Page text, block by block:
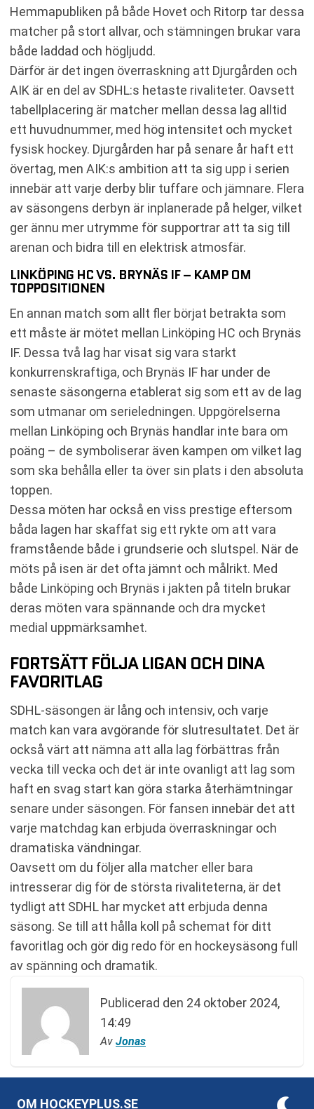
Hemmapubliken på både Hovet och Ritorp tar dessa
matcher på stort allvar, och stämningen brukar vara
både laddad och högljudd.
Därför är det ingen överraskning att Djurgården och
AIK är en del av SDHL:s hetaste rivaliteter. Oavsett
tabellplacering är matcher mellan dessa lag alltid
ett huvudnummer, med hög intensitet och mycket
fysisk hockey. Djurgården har på senare år haft ett
övertag, men AIK:s ambition att ta sig upp i serien
innebär att varje derby blir tuffare och jämnare. Flera
av säsongens derbyn är inplanerade på helger, vilket
ger ännu mer utrymme för supportrar att ta sig till
arenan och bidra till en elektrisk atmosfär.
LINKÖPING HC VS. BRYNÄS IF – KAMP OM
TOPPOSITIONEN
En annan match som allt fler börjat betrakta som
ett måste är mötet mellan Linköping HC och Brynäs
IF. Dessa två lag har visat sig vara starkt
konkurrenskraftiga, och Brynäs IF har under de
senaste säsongerna etablerat sig som ett av de lag
som utmanar om serieledningen. Uppgörelserna
mellan Linköping och Brynäs handlar inte bara om
poäng – de symboliserar även kampen om vilket lag
som ska behålla eller ta över sin plats i den absoluta
toppen.
Dessa möten har också en viss prestige eftersom
båda lagen har skaffat sig ett rykte om att vara
framstående både i grundserie och slutspel. När de
möts på isen är det ofta jämnt och målrikt. Med
både Linköping och Brynäs i jakten på titeln brukar
deras möten vara spännande och dra mycket
medial uppmärksamhet.
FORTSÄTT FÖLJA LIGAN OCH DINA
FAVORITLAG
SDHL-säsongen är lång och intensiv, och varje
match kan vara avgörande för slutresultatet. Det är
också värt att nämna att alla lag förbättras från
vecka till vecka och det är inte ovanligt att lag som
haft en svag start kan göra starka återhämtningar
senare under säsongen. För fansen innebär det att
varje matchdag kan erbjuda överraskningar och
dramatiska vändningar.
Oavsett om du följer alla matcher eller bara
intresserar dig för de största rivaliteterna, är det
tydligt att SDHL har mycket att erbjuda denna
säsong. Se till att hålla koll på schemat för ditt
favoritlag och gör dig redo för en hockeysäsong full
av spänning och dramatik.
Publicerad den 24 oktober 2024,
14:49
Av Jonas
OM HOCKEYPLUS.SE